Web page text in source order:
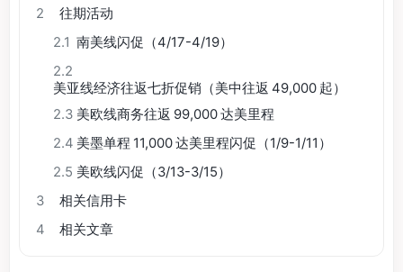
2
往期活动
2.1 南美线闪促（4/17-4/19）
2.2
美亚线经济往返七折促销（美中往返 49,000 起）
2.3 美欧线商务往返 99,000 达美里程
2.4 美墨单程 11,000 达美里程闪促（1/9-1/11）
2.5 美欧线闪促（3/13-3/15）
3
相关信用卡
4
相关文章